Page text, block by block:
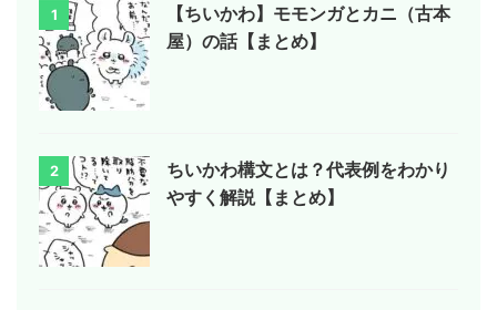
1
【ちいかわ】モモンガとカニ（古本
屋）の話【まとめ】
2
ちいかわ構文とは？代表例をわかり
やすく解説【まとめ】